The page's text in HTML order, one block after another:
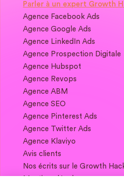
Parler à un expert Growth
Agence Facebook Ads
Agence Google Ads
Agence LinkedIn Ads
Agence Prospection Digitale
Agence Hubspot
Agence Revops
Agence ABM
Agence SEO
Agence Pinterest Ads
Agence Twitter Ads
Agence Klaviyo
Avis clients
Nos écrits sur le Growth